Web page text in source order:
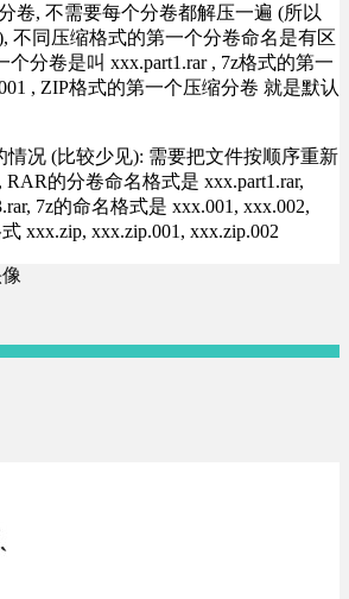
卷, 不需要每个分卷都解压一遍 (所以
不同压缩格式的第一个分卷命名是有区
分卷是叫 xxx.part1.rar , 7z格式的第一
, ZIP格式的第一个压缩分卷 就是默认
情况 (比较少见): 需要把文件按顺序重新
的分卷命名格式是 xxx.part1.rar,
7z的命名格式是 xxx.001, xxx.002,
xxx.zip, xxx.zip.001, xxx.zip.002